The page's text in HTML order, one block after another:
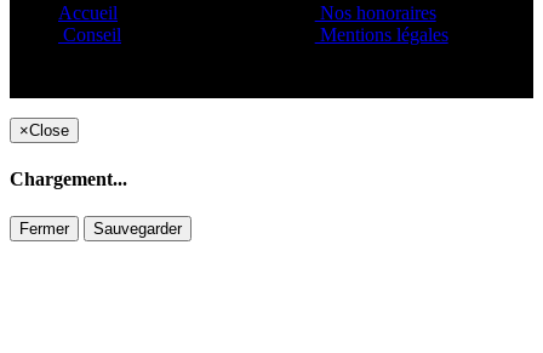
Accueil
Conseil
Nos honoraires
Mentions légales
×Close
Chargement...
Fermer Sauvegarder